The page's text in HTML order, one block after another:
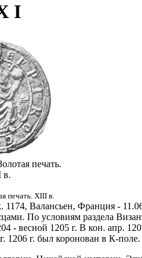
I
печать.
в.
печать. XIII в.
1174, Валансьен, Франция -
По условиям раздела
- весной 1205 г. В кон. апр.
1206 г. был коронован в К-поле.